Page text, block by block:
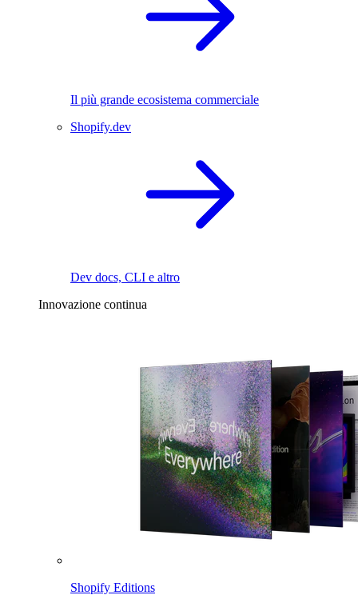
Il più grande ecosistema commerciale
Shopify.dev
Dev docs, CLI e altro
Innovazione continua
Shopify Editions